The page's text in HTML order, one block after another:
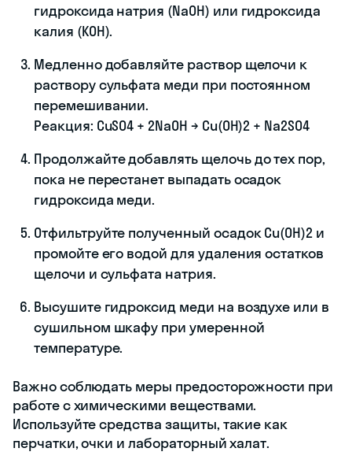
гидроксида натрия (NaOH) или гидроксида
калия (KOH).
Медленно добавляйте раствор щелочи к
раствору сульфата меди при постоянном
перемешивании.
Реакция: CuSO4 + 2NaOH → Cu(OH)2 + Na2SO4
Продолжайте добавлять щелочь до тех пор,
пока не перестанет выпадать осадок
гидроксида меди.
Отфильтруйте полученный осадок Cu(OH)2 и
промойте его водой для удаления остатков
щелочи и сульфата натрия.
Высушите гидроксид меди на воздухе или в
сушильном шкафу при умеренной
температуре.
Важно соблюдать меры предосторожности при
работе с химическими веществами.
Используйте средства защиты, такие как
перчатки, очки и лабораторный халат.